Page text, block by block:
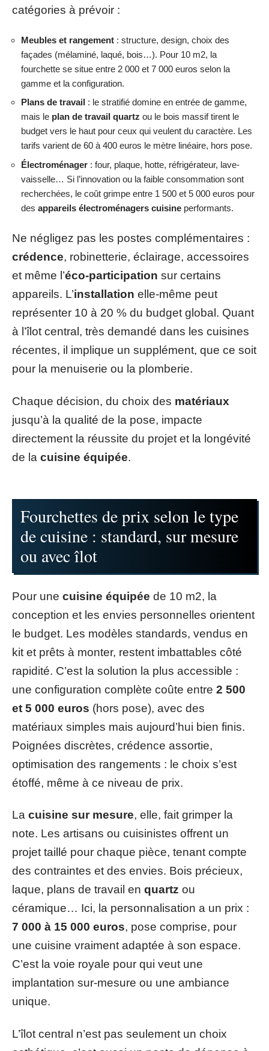
catégories à prévoir :
Meubles et rangement : structure, design, choix des
façades (mélaminé, laqué, bois…). Pour 10 m2, la
fourchette se situe entre 2 000 et 7 000 euros selon la
gamme et la configuration.
Plans de travail : le stratifié domine en entrée de gamme,
mais le plan de travail quartz ou le bois massif tirent le
budget vers le haut pour ceux qui veulent du caractère. Les
tarifs varient de 60 à 400 euros le mètre linéaire, hors pose.
Électroménager : four, plaque, hotte, réfrigérateur, lave-
vaisselle… Si l’innovation ou la faible consommation sont
recherchées, le coût grimpe entre 1 500 et 5 000 euros pour
des appareils électroménagers cuisine performants.
Ne négligez pas les postes complémentaires :
crédence, robinetterie, éclairage, accessoires
et même l’éco-participation sur certains
appareils. L’installation elle-même peut
représenter 10 à 20 % du budget global. Quant
à l’îlot central, très demandé dans les cuisines
récentes, il implique un supplément, que ce soit
pour la menuiserie ou la plomberie.
Chaque décision, du choix des matériaux
jusqu’à la qualité de la pose, impacte
directement la réussite du projet et la longévité
de la cuisine équipée.
Fourchettes de prix selon le type
de cuisine : standard, sur mesure
ou avec îlot
Pour une cuisine équipée de 10 m2, la
conception et les envies personnelles orientent
le budget. Les modèles standards, vendus en
kit et prêts à monter, restent imbattables côté
rapidité. C’est la solution la plus accessible :
une configuration complète coûte entre 2 500
et 5 000 euros (hors pose), avec des
matériaux simples mais aujourd’hui bien finis.
Poignées discrètes, crédence assortie,
optimisation des rangements : le choix s’est
étoffé, même à ce niveau de prix.
La cuisine sur mesure, elle, fait grimper la
note. Les artisans ou cuisinistes offrent un
projet taillé pour chaque pièce, tenant compte
des contraintes et des envies. Bois précieux,
laque, plans de travail en quartz ou
céramique… Ici, la personnalisation a un prix :
7 000 à 15 000 euros, pose comprise, pour
une cuisine vraiment adaptée à son espace.
C’est la voie royale pour qui veut une
implantation sur-mesure ou une ambiance
unique.
L’îlot central n’est pas seulement un choix